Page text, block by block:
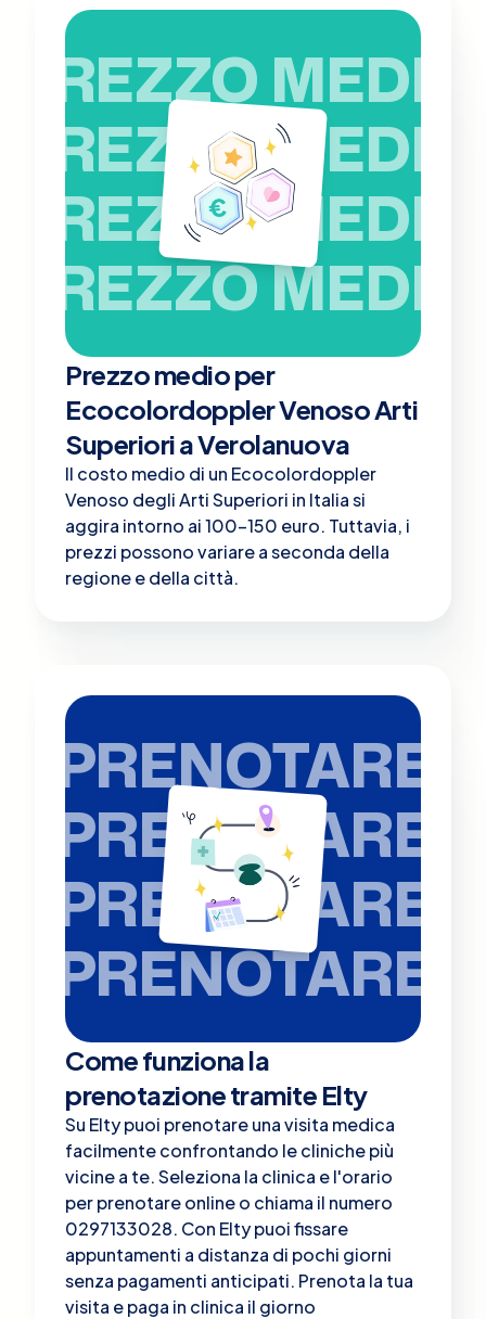
PREZZO MEDIO
PREZZO MEDIO
PREZZO MEDIO
PREZZO MEDIO
Prezzo medio per
Ecocolordoppler Venoso Arti
Superiori a Verolanuova
Il costo medio di un Ecocolordoppler
Venoso degli Arti Superiori in Italia si
aggira intorno ai 100-150 euro. Tuttavia, i
prezzi possono variare a seconda della
regione e della città.
PRENOTARE
PRENOTARE
PRENOTARE
PRENOTARE
Come funziona la
prenotazione tramite Elty
Su Elty puoi prenotare una visita medica
facilmente confrontando le cliniche più
vicine a te. Seleziona la clinica e l'orario
per prenotare online o chiama il numero
0297133028. Con Elty puoi fissare
appuntamenti a distanza di pochi giorni
senza pagamenti anticipati. Prenota la tua
visita e paga in clinica il giorno